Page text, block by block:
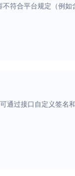
符合平台规定（例
可通过接口自定义签名